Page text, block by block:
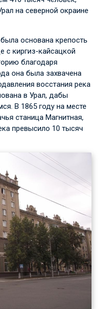
на северной окраине
основана крепость
с киргиз-кайсацкой
благодаря
она была захвачена
восстания река
в Урал, дабы
В 1865 году на месте
станица Магнитная,
превысило 10 тысяч